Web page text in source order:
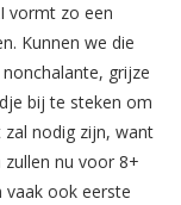
vormt zo een
Kunnen we die
grijze
bij te steken om
nodig zijn, want
nu voor 8+
vaak ook eerste